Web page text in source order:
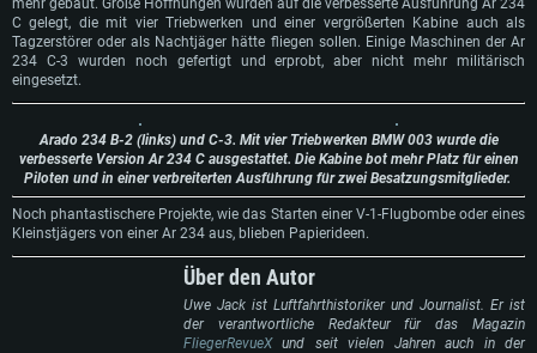
Betriebssystem: Windows 10/11 (64bit)
Prozessor: Intel Core i5 / Ryzen 5 3600 oder besser
Arbeitsspeicher: 16 GB und mehr
DirectX 11 fähige Grafikkarte oder höher mit den neuesten Treibern: NVIDIA
GeForce GTX 1060 oder höher / AMD Radeon RX 570 oder höher
Netzwerk: Breitband-Internetverbindung
Festplatte: 60,2 GB (Full Client)
Empfohlen
Betriebssystem: Mac OS Big Sur 11.0 oder neuer
Prozessor: Intel Core i7 (Intel Xeon Prozessoren werden nicht unterstützt)
Arbeitsspeicher: 8 GB
Grafikkarte: Radeon Vega II oder höher mit Metal Support
Netzwerk: Breitband-Internetverbindung
Festplatte: 60,2 GB (Full Client)
Empfohlen
Betriebssystem: Ubuntu 20.04 64bit
Arbeitsspeicher: 16 GB
Grafikkarte: NVIDIA 1060 mit den neuesten Treibern (nicht älter als 6
Monate) / vergleichbare AMD (Radeon RX 570) mit den neuesten Treibern
(nicht älter als 6 Monate); mit Vulkan Support
Netzwerk: Breitband-Internetverbindung
Festplatte: 60,2 GB (Full Client)
mehr gebaut. Große Hoffnungen wurden auf die verbesserte Ausführung Ar 234
C gelegt, die mit vier Triebwerken und einer vergrößerten Kabine auch als
Tagzerstörer oder als Nachtjäger hätte fliegen sollen. Einige Maschinen der Ar
234 C-3 wurden noch gefertigt und erprobt, aber nicht mehr militärisch
eingesetzt.
Arado 234 B-2 (links) und C-3. Mit vier Triebwerken BMW 003 wurde die
verbesserte Version Ar 234 C ausgestattet. Die Kabine bot mehr Platz für einen
Piloten und in einer verbreiterten Ausführung für zwei Besatzungsmitglieder.
Noch phantastischere Projekte, wie das Starten einer V-1-Flugbombe oder eines
Kleinstjägers von einer Ar 234 aus, blieben Papierideen.
Über den Autor
Uwe Jack ist Luftfahrthistoriker und Journalist. Er ist
der verantwortliche Redakteur für das Magazin
FliegerRevueXund seit vielen Jahren auch in der